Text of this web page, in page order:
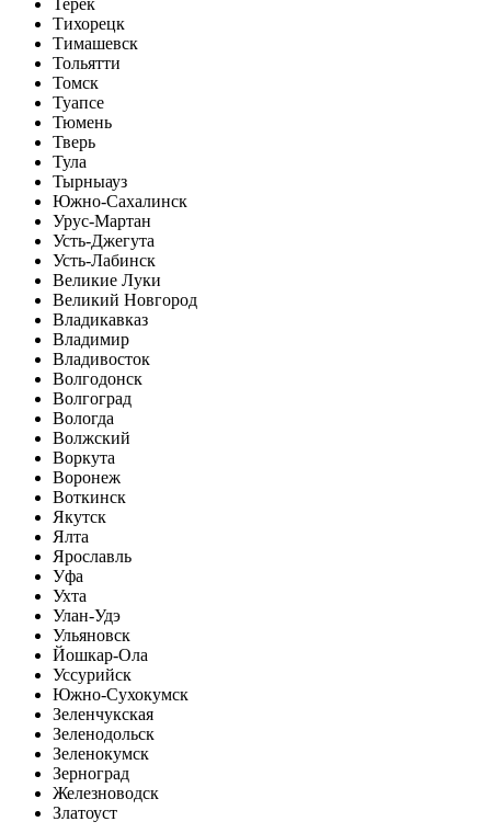
Терек
Тихорецк
Тимашевск
Тольятти
Томск
Туапсе
Тюмень
Тверь
Тула
Тырныауз
Южно-Сахалинск
Урус-Мартан
Усть-Джегута
Усть-Лабинск
Великие Луки
Великий Новгород
Владикавказ
Владимир
Владивосток
Волгодонск
Волгоград
Вологда
Волжский
Воркута
Воронеж
Воткинск
Якутск
Ялта
Ярославль
Уфа
Ухта
Улан-Удэ
Ульяновск
Йошкар-Ола
Уссурийск
Южно-Сухокумск
Зеленчукская
Зеленодольск
Зеленокумск
Зерноград
Железноводск
Златоуст